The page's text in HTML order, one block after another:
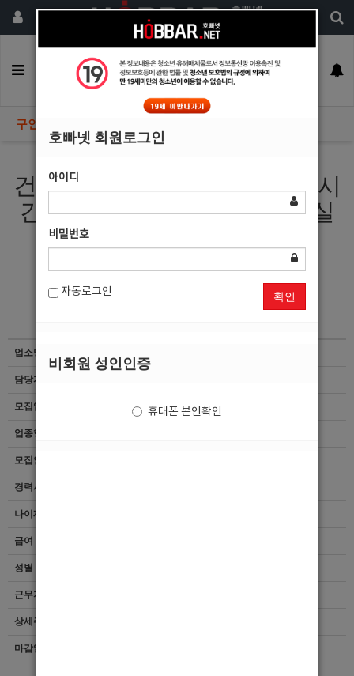
광고안내 이력서등록
구인정보
건대24 광진구호빠 선수모집 시
간당40000 건대호빠알바 하실
업소명
담당자
모집업종
업종형태
모집인원
경력사항
나이제한
급여
성별
근무지역
상세주소
마감일자
호빠넷 회원로그인
아이디
비밀번호
자동로그인 확인
비회원 성인인증
휴대폰 본인확인